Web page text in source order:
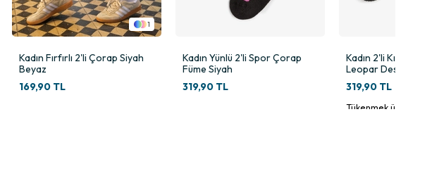
1
Kadın Fırfırlı 2'li Çorap Siyah
Beyaz
169,90 TL
Kadın Yünlü 2'li Spor Çorap
Füme Siyah
319,90 TL
Kadın 2'li Kışlık Ev
Leopar Desenli
319,90 TL
Tükenmek üzere